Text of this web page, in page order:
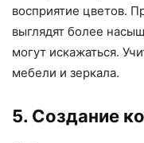
восприятие цветов.
выглядят более
могут искажаться.
мебели и зеркала.
5. Создание